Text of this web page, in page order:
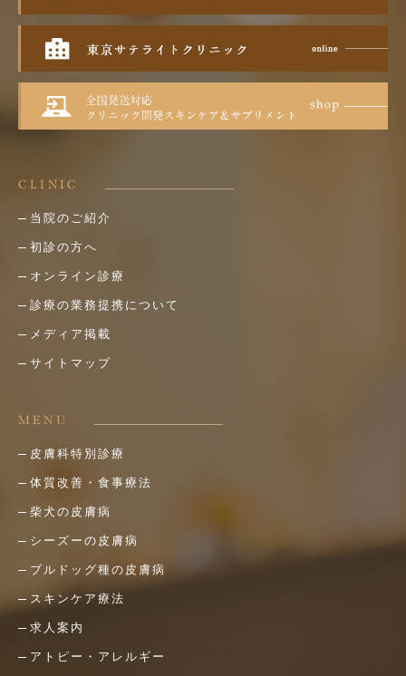
CLINIC
当院のご紹介
初診の方へ
オンライン診療
診療の業務提携について
メディア掲載
サイトマップ
MENU
皮膚科特別診療
体質改善・食事療法
柴犬の皮膚病
シーズーの皮膚病
ブルドッグ種の皮膚病
スキンケア療法
求人案内
アトピー・アレルギー